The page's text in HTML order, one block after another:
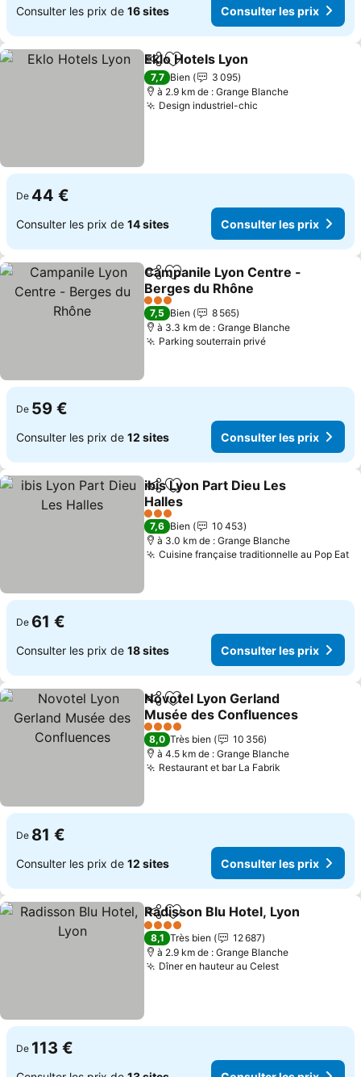
Consulter les prix de 16 sites Consulter les prix
PartagerAjouter à mes favoris
Eklo Hotels Lyon
7,7 Bien
3 095
à 2.9 km de : Grange Blanche
Design industriel-chic
De 44 €
Consulter les prix de 14 sites Consulter les prix
PartagerAjouter à mes favoris
Campanile Lyon Centre -
Berges du Rhône
Consulter les prix
3 Étoiles
7,5 Bien
8 565
à 3.3 km de : Grange Blanche
Parking souterrain privéConsulter les
De 59 €
Consulter les prix de 12 sites Consulter les prix
PartagerAjouter à mes favoris
ibis Lyon Part Dieu Les
Halles
Consulter les prix
3 Étoiles
7,6 Bien
10 453
à 3.0 km de : Grange Blanche
Cuisine française traditionnelle au Pop Eat
De 61 €
Consulter les prix de 18 sites Consulter les prix
PartagerAjouter à mes favoris
Novotel Lyon Gerland
Musée des Confluences
Consulter les prix
4 Étoiles
8,0 Très bien
10 356
à 4.5 km de : Grange Blanche
Restaurant et bar La Fabrik
De 81 €
Consulter les prix de 12 sites Consulter les prix
PartagerAjouter à mes favoris
Radisson Blu Hotel, Lyon
4 Étoiles
8,1 Très bien
12 687
à 2.9 km de : Grange Blanche
Dîner en hauteur au CelestConsulter
De 113 €